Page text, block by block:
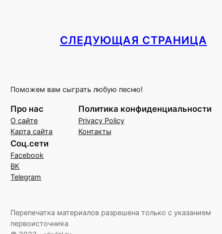
СЛЕДУЮЩАЯ СТРАНИЦА
Поможем вам сыграть любую песню!
Про нас
О сайте
Карта сайта
Политика конфиденциальности
Privacy Policy
Контакты
Соц.сети
Facebook
ВК
Telegram
Перепечатка материалов разрешена только с указанием
первоисточника